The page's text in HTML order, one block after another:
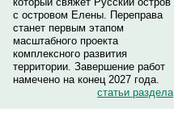
с островом Елены. Переправа
станет первым этапом
масштабного проекта
комплексного развития
территории. Завершение работ
намечено на конец 2027 года.
статьи раздела